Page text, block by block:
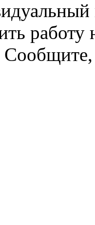
работу